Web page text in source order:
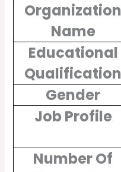
Organization
Name
Educational
Qualification
Gender
Job Profile
Number Of